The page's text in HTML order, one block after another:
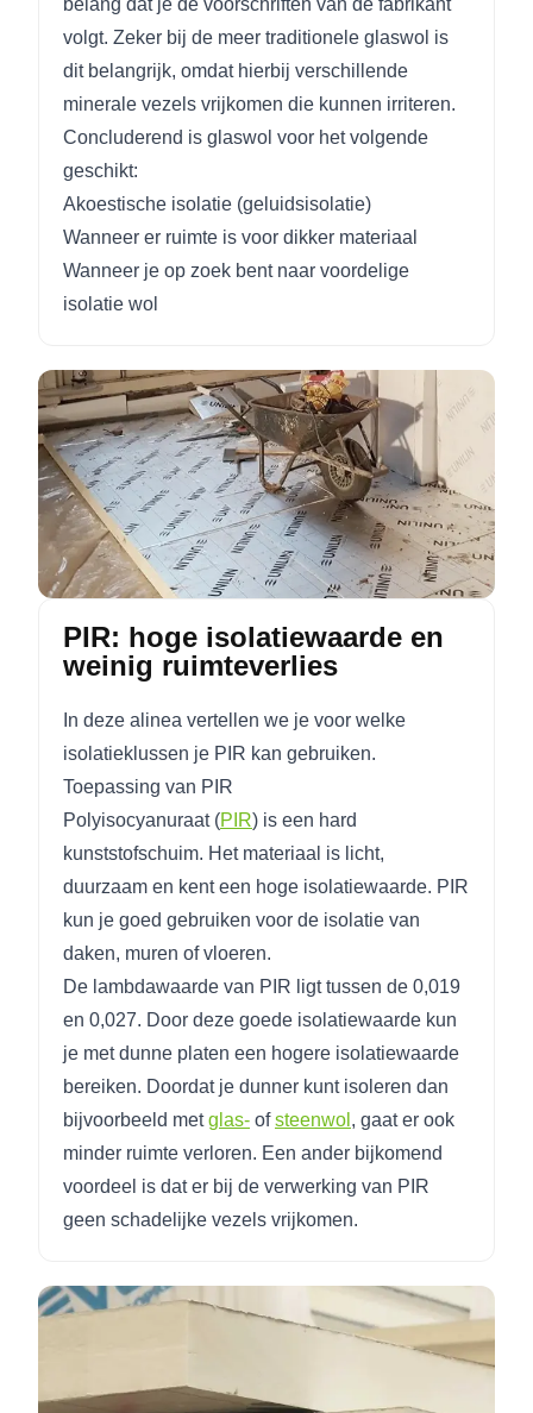
belang dat je de voorschriften van de fabrikant
volgt. Zeker bij de meer traditionele glaswol is
dit belangrijk, omdat hierbij verschillende
minerale vezels vrijkomen die kunnen irriteren.
Concluderend is glaswol voor het volgende
geschikt:
Akoestische isolatie (geluidsisolatie)
Wanneer er ruimte is voor dikker materiaal
Wanneer je op zoek bent naar voordelige
isolatie wol
PIR: hoge isolatiewaarde en
weinig ruimteverlies
In deze alinea vertellen we je voor welke
isolatieklussen je PIR kan gebruiken.
Toepassing van PIR
Polyisocyanuraat (PIR) is een hard
kunststofschuim. Het materiaal is licht,
duurzaam en kent een hoge isolatiewaarde. PIR
kun je goed gebruiken voor de isolatie van
daken, muren of vloeren.
De lambdawaarde van PIR ligt tussen de 0,019
en 0,027. Door deze goede isolatiewaarde kun
je met dunne platen een hogere isolatiewaarde
bereiken. Doordat je dunner kunt isoleren dan
bijvoorbeeld metglas- ofsteenwol , gaat er ook
minder ruimte verloren. Een ander bijkomend
voordeel is dat er bij de verwerking van PIR
geen schadelijke vezels vrijkomen.